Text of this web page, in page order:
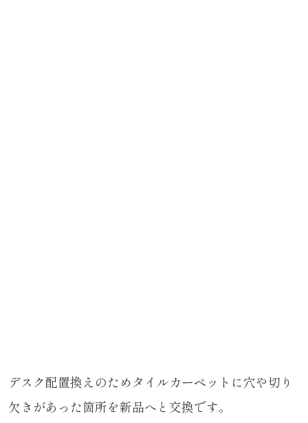
デスク配置換えのためタイルカーペットに穴や切り
欠きがあった箇所を新品へと交換です。